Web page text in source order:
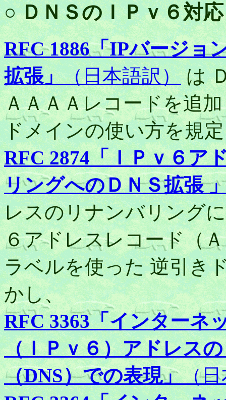
○ ＤＮＳのＩＰｖ６対応
RFC 1886「IPバージョ
拡張」（日本語訳）は
ＡＡＡＡレコードを追
ドメインの使い方を規
RFC 2874「ＩＰｖ６ア
リングへのＤＮＳ拡張
レスのリナンバリング
６アドレスレコード（
ラベルを使った 逆引き
かし、
RFC 3363「インターネ
（ＩＰｖ６）アドレス
（DNS）での表現」（